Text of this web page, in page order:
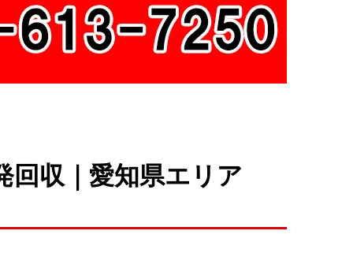
回収｜愛知県エリア